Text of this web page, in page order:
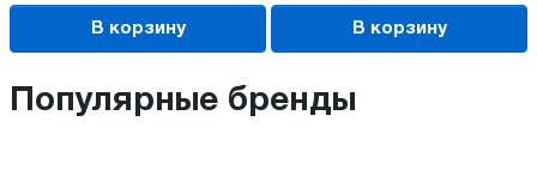
В корзину В корзину
Популярные бренды